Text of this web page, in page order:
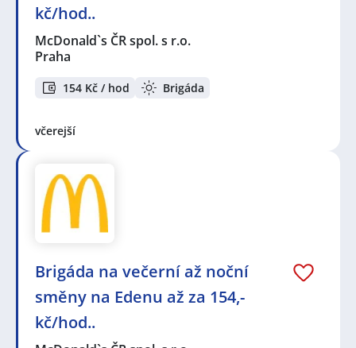
kč/hod..
McDonald`s ČR spol. s r.o.
Praha
154 Kč / hod Brigáda
včerejší
Brigáda na večerní až noční
směny na Edenu až za 154,-
kč/hod..